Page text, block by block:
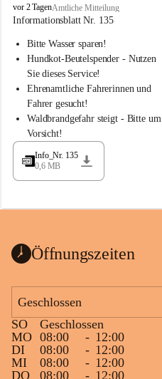
B
u
h
a
d
l
a
vor 2 TagenAmtliche Mitteilung
Informationsblatt Nr. 135
Bitte Wasser sparen!
Hundkot-Beutelspender - Nutzen
Sie dieses Service!
Ehrenamtliche Fahrerinnen und
Fahrer gesucht!
Waldbrandgefahr steigt - Bitte um
Vorsicht!
Info_Nr. 135
0,6 MB
Öffnungszeiten
Geschlossen
SO
Geschlossen
MO 08:00 - 12:00
DI
08:00 - 12:00
MI
08:00 - 12:00
DO
08:00 - 12:00